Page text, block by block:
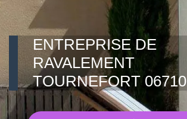
ENTREPRISE DE
RAVALEMENT
TOURNEFORT 06710